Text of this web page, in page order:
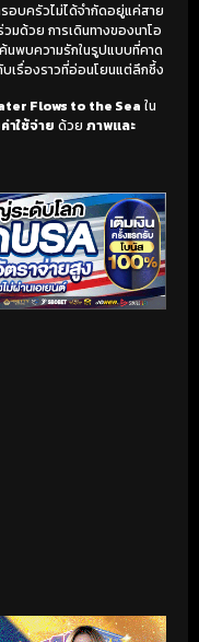
อบครัวไม่ได้จำกัดอยู่แค่สาย
มด้วย การเดินทางของนาโอ
นพบความรักในรูปแบบที่คาด
บเรื่องราวที่อ่อนโยนแต่ลึกซึ้ง
Flows to the Sea ใน
าใช้จ่าย ด้วย ภาพและ